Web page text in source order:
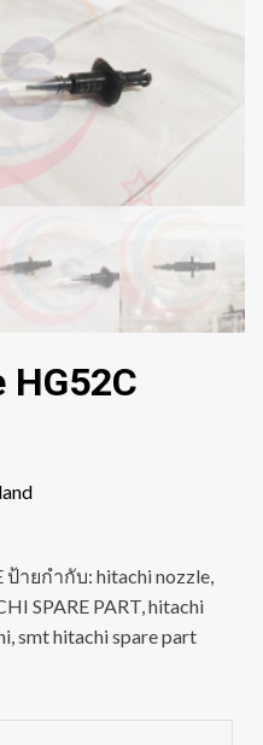
ป้ายกำกับ: hitachi nozzle,
SPARE PART,hitachi
,smt hitachi spare part